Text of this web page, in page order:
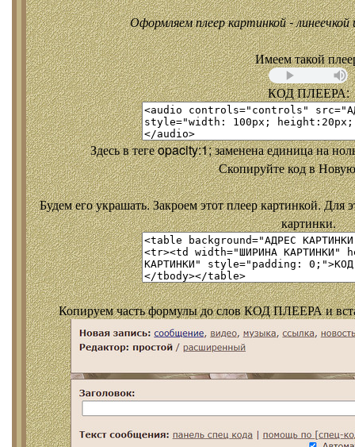
Оформляем плеер картинкой - линеечкой
Имеем такой
КОД ПЛЕЕРА:
Здесь в теге opacity:1; заменена единица на
Скопируйте код в
Будем его украшать. Закроем этот плеер картинкой. Для
картинки.
Копируем часть формулы до слов КОД ПЛЕЕРА и